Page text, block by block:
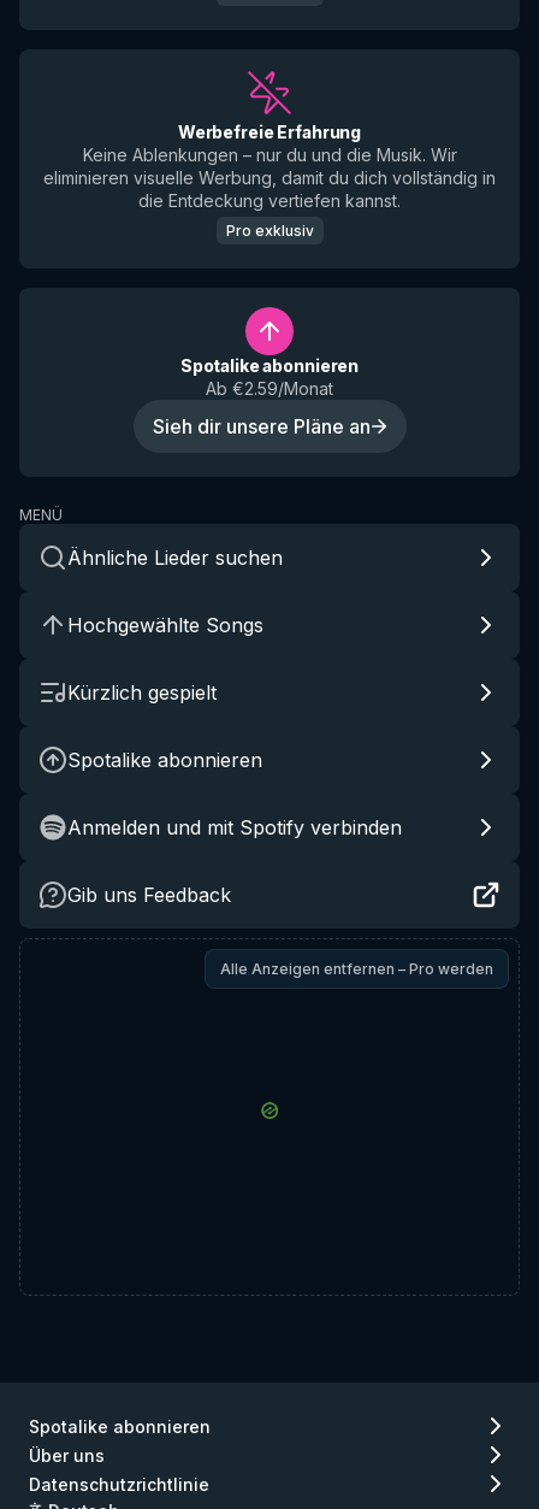
Werbefreie Erfahrung
Keine Ablenkungen – nur du und die Musik. Wir
eliminieren visuelle Werbung, damit du dich vollständig in
die Entdeckung vertiefen kannst.
Pro exklusiv
Spotalike abonnieren
Ab €2.59/Monat
Sieh dir unsere Pläne an
MENÜ
Ähnliche Lieder suchen
Hochgewählte Songs
Kürzlich gespielt
Spotalike abonnieren
Anmelden und mit Spotify verbinden
Gib uns Feedback
Alle Anzeigen entfernen – Pro werden
Spotalike abonnieren
Über uns
Datenschutzrichtlinie